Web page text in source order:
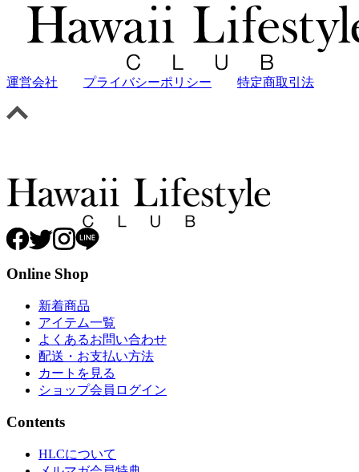
運営会社 プライバシーポリシー 特定商取引法
Online Shop
新着商品
アイテム一覧
よくあるお問い合わせ
配送・お支払い方法
カートを見る
ショップ会員ログイン
Contents
HLCについて